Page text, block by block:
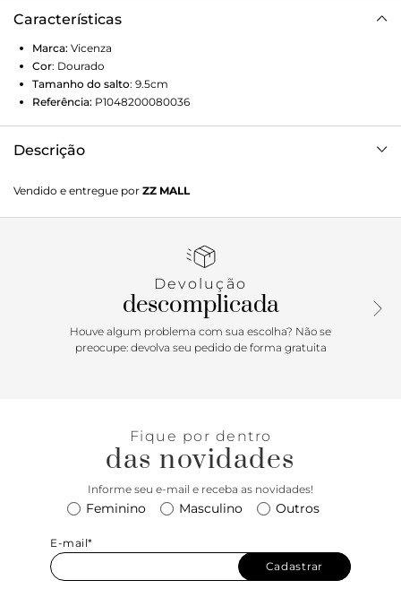
Características
Marca: Vicenza
Cor: Dourado
Tamanho do salto: 9.5cm
Referência: P1048200080036
Descrição
Vendido e entregue por ZZ MALL
Devolução
descomplicada
Houve algum problema com sua escolha? Não se
preocupe: devolva seu pedido de forma gratuita
Fique por dentro
das novidades
Informe seu e-mail e receba as novidades!
Feminino Masculino Outros
E-mail*
Cadastrar